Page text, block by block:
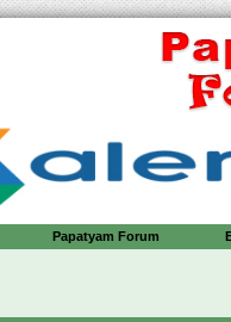
Papatyam Forum